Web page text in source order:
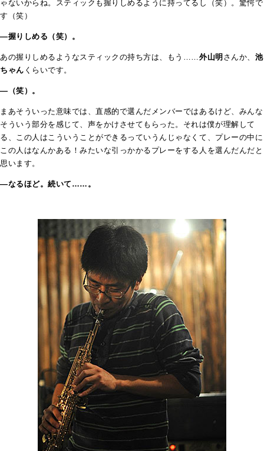
ゃないからね。スティックも握りしめるように持ってるし（笑）。驚愕で
す（笑）
―握りしめる（笑）。
あの握りしめるようなスティックの持ち方は、もう……外山明 さんか、 池
ちゃん くらいです。
―（笑）。
まあそういった意味では、直感的で選んだメンバーではあるけど、みんな
そういう部分を感じて、声をかけさせてもらった。それは僕が理解して
る、この人はこういうことができるっていうんじゃなくて、プレーの中に
この人はなんかある！みたいな引っかかるプレーをする人を選んだんだと
思います。
―なるほど。続いて……。